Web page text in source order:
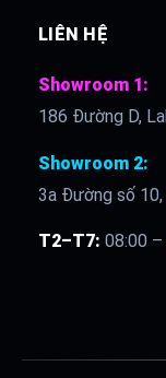
LIÊN HỆ
Showroom 1:
186 Đường D,
Showroom 2:
3a Đường số 10,
T2–T7: 08:00 –